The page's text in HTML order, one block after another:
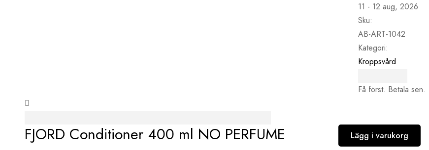
11 - 12 aug, 2026
Sku:
AB-ART-1042
Kategori:
Kroppsvård
Få först. Betala sen.
FJORD Conditioner 400 ml NO PERFUME Lägg i varukorg